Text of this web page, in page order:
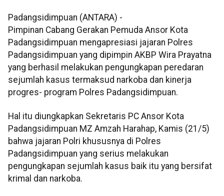
Padangsidimpuan (ANTARA) -
Pimpinan Cabang Gerakan Pemuda Ansor Kota
Padangsidimpuan mengapresiasi jajaran Polres
Padangsidimpuan yang dipimpin AKBP Wira Prayatna
yang berhasil melakukan pengungkapan peredaran
sejumlah kasus termaksud narkoba dan kinerja
progres- program Polres Padangsidimpuan.
Hal itu diungkapkan Sekretaris PC Ansor Kota
Padangsidimpuan MZ Amzah Harahap, Kamis (21/5)
bahwa jajaran Polri khususnya di Polres
Padangsidimpuan yang serius melakukan
pengungkapan sejumlah kasus baik itu yang bersifat
krimal dan narkoba.